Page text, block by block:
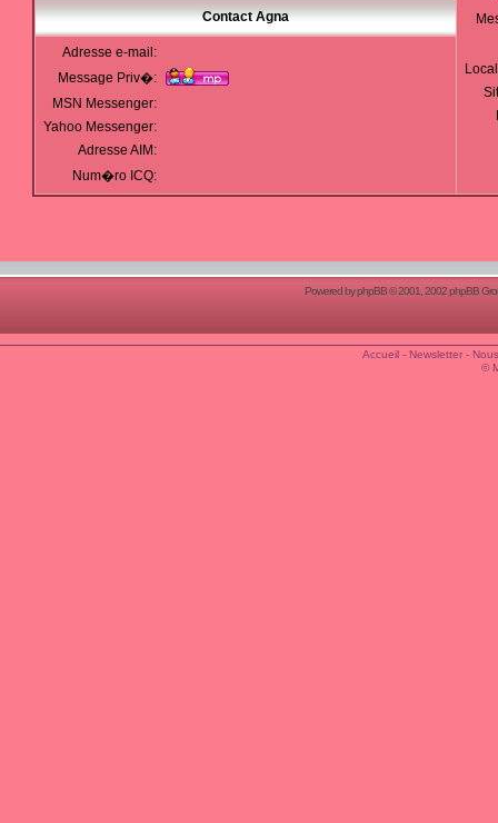
Contact Agna
Adresse e-mail:
Message Priv�:
MSN Messenger:
Yahoo Messenger:
Adresse AIM:
Num�ro ICQ:
Powered byphpBB© 2001, 2002 phpBB
Accueil- Newsletter-
©